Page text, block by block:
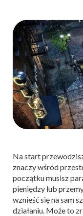
Na start
znaczy wśród
początku musisz
pieniędzy lub
wznieść się na sam
działaniu. Może to